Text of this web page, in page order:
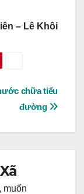
– Lê Khôi
chữa tiểu
đường
muốn